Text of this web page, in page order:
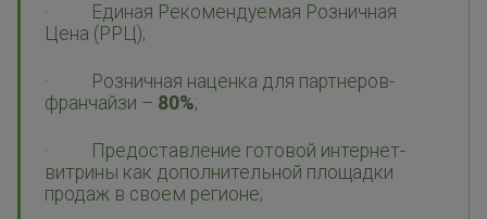
· Единая Рекомендуемая Розничная
Цена (РРЦ);
· Розничная наценка для партнеров-
франчайзи – 80%;
· Предоставление готовой интернет-
витрины как дополнительной площадки
продаж в своем регионе;